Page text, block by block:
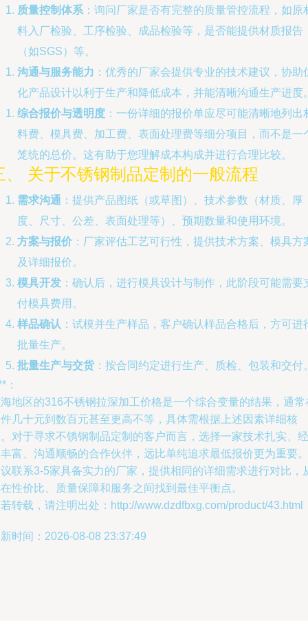
质量控制体系 ：询问厂家是否有完整的质量管控流程，如原
料入厂检验、工序检验、成品检验等，是否能提供材质报告
（如SGS）等。
沟通与服务能力 ：优秀的厂家会提供专业的技术建议，协助
化产品设计以利于生产和降低成本，并能清晰沟通生产进度
综合报价与透明度 ：一份详细的报价单应尽可能清晰地列出
料费、模具费、加工费、表面处理费等细分项目，而不是一
笼统的总价。这有助于您理解成本构成并进行合理比较。
、 关于不锈钢制品定制的一般流程
需求沟通 ：提供产品图纸（或草图）、技术参数（材质、厚
度、尺寸、公差、表面处理等）、预期数量和使用环境。
方案与报价 ：厂家评估工艺可行性，提供技术方案、模具方
及详细报价。
模具开发 ：确认后，进行模具设计与制作，此阶段可能需要
付模具费用。
样品确认 ：试模并生产样品，客户确认样品合格后，方可进
批量生产。
批量生产与交货 ：按合同约定进行生产、质检、包装和交付
：
地区的316不锈钢拉深加工价格是一个综合变量的结果，通常
几十元到数百元甚至更高不等，具体需根据上述因素详细核
对于寻求不锈钢制品定制的客户而言，选择一家技术扎实、经
富、沟通顺畅的合作伙伴，远比单纯追求最低报价更为重要。
联系3-5家具备实力的厂家，提供相同的详细需求进行对比，
性价比、质量保障和服务之间找到最佳平衡点。
转载，请注明出处：http://www.dzdfbxg.com/product/43.html
时间：2026-08-08 23:37:49